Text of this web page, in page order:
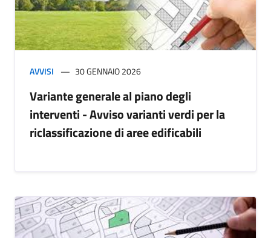
AVVISI 30 GENNAIO 2026
Variante generale al piano degli
interventi - Avviso varianti verdi per la
riclassificazione di aree edificabili